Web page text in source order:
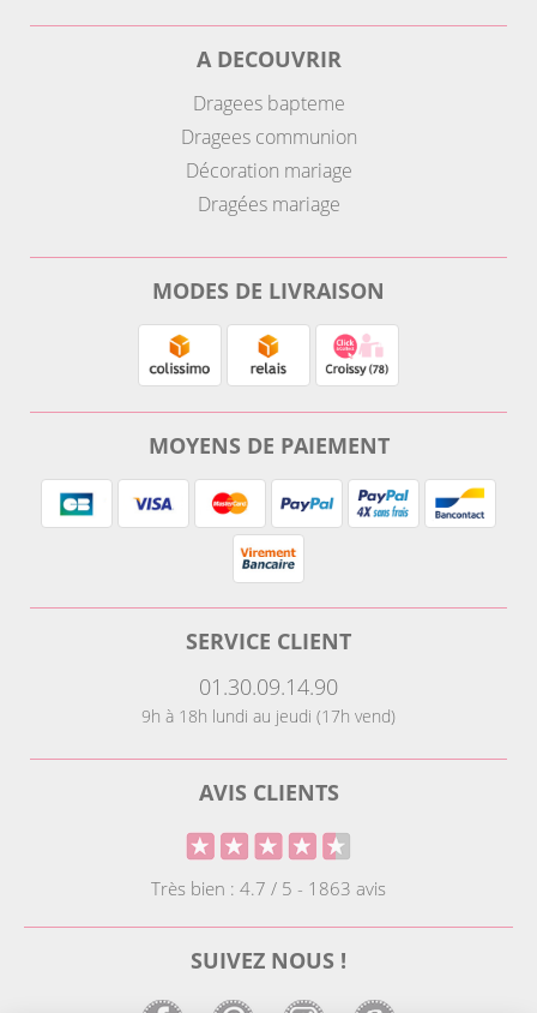
A DECOUVRIR
Dragees bapteme
Dragees communion
Décoration mariage
Dragées mariage
MODES DE LIVRAISON
MOYENS DE PAIEMENT
SERVICE CLIENT
01.30.09.14.90
9h à 18h lundi au jeudi (17h vend)
AVIS CLIENTS
Très bien : 4.7 / 5 - 1863 avis
SUIVEZ NOUS !